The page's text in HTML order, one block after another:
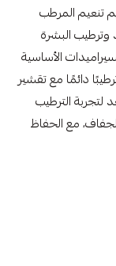
تنعيم المرطب
البشرة
الأساسية
دائمًا مع تقشير
الترطيب
مع الحفاظ